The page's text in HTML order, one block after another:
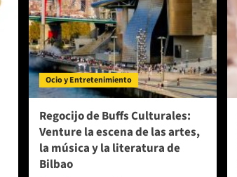
Ocio y Entretenimiento
Regocijo de Buffs Culturales:
Venture la escena de las artes,
la música y la literatura de
Bilbao